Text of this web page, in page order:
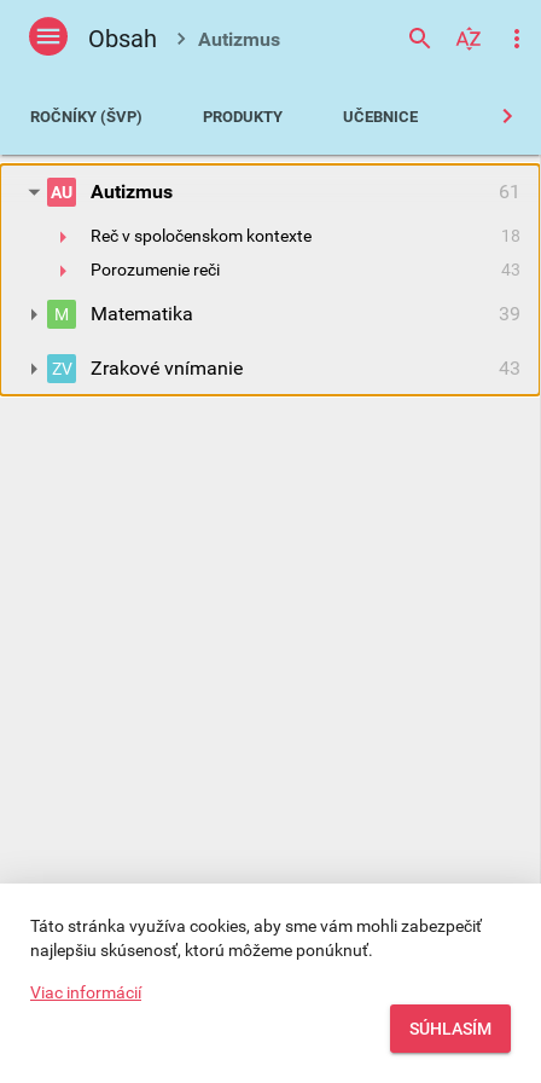
Táto stránka využíva cookies, aby sme vám mohli zabezpečiť
najlepšiu skúsenosť, ktorú môžeme ponúknuť.
Viac informácií
SÚHLASÍM
AU Autizmus 61
Reč v spoločenskom kontexte
18
Porozumenie reči
43
M Matematika 39
ZV Zrakové vnímanie 43
POTVRDIŤ
Obsah Autizmus
ROČNÍKY (ŠVP) PRODUKTY UČEBNICE